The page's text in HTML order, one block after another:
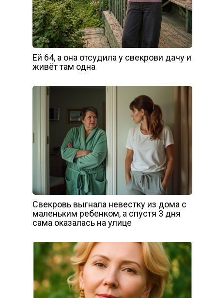
Ей 64, а она отсудила у свекрови дачу и
живёт там одна
Свекровь выгнала невестку из дома с
маленьким ребенком, а спустя 3 дня
сама оказалась на улице